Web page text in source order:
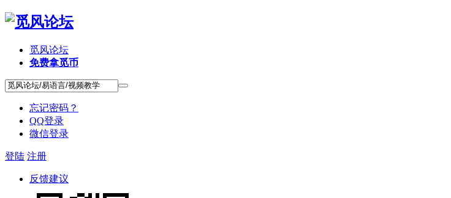
觅风论坛
免费拿觅币
忘记密码？
QQ登录
微信登录
登陆 注册
反馈建议